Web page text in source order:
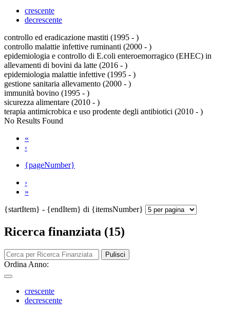
crescente
decrescente
controllo ed eradicazione mastiti (1995 - )
controllo malattie infettive ruminanti (2000 - )
epidemiologia e controllo di E.coli enteroemorragico (EHEC) in
allevamenti di bovini da latte (2016 - )
epidemiologia malattie infettive (1995 - )
gestione sanitaria allevamento (2000 - )
immunità bovino (1995 - )
sicurezza alimentare (2010 - )
terapia antimicrobica e uso prodente degli antibiotici (2010 - )
No Results Found
«
‹
{pageNumber}
›
»
{startItem} - {endItem} di {itemsNumber}
Ricerca finanziata (15)
Pulisci
Ordina Anno:
crescente
decrescente